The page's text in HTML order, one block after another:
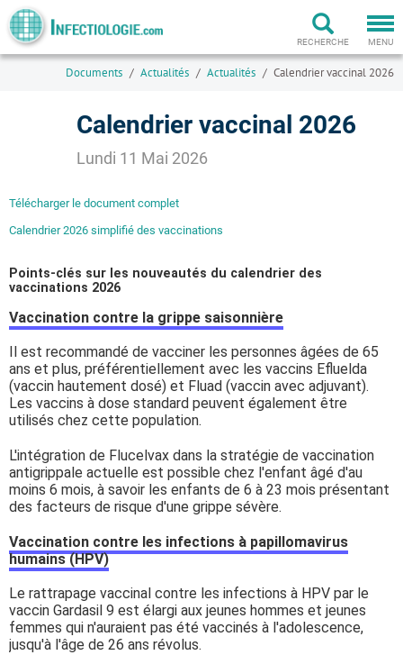
MENU
RECHERCHE
Documents Actualités Actualités Calendrier vaccinal 2026
Calendrier vaccinal 2026
Lundi 11 Mai 2026
Télécharger le document complet
Calendrier 2026 simplifié des vaccinations
Points-clés sur les nouveautés du calendrier des
vaccinations 2026
Vaccination contre la grippe saisonnière
Il est recommandé de vacciner les personnes âgées de 65
ans et plus, préférentiellement avec les vaccins Efluelda
(vaccin hautement dosé) et Fluad (vaccin avec adjuvant).
Les vaccins à dose standard peuvent également être
utilisés chez cette population.
L'intégration de Flucelvax dans la stratégie de vaccination
antigrippale actuelle est possible chez l'enfant âgé d'au
moins 6 mois, à savoir les enfants de 6 à 23 mois présentant
des facteurs de risque d'une grippe sévère.
Vaccination contre les infections à papillomavirus
humains (HPV)
Le rattrapage vaccinal contre les infections à HPV par le
vaccin Gardasil 9 est élargi aux jeunes hommes et jeunes
femmes qui n'auraient pas été vaccinés à l'adolescence,
jusqu'à l'âge de 26 ans révolus.